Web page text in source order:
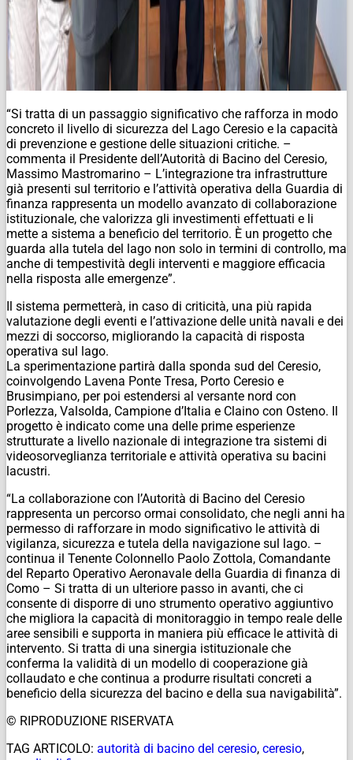
“Si tratta di un passaggio significativo che rafforza in modo
concreto il livello di sicurezza del Lago Ceresio e la capacità
di prevenzione e gestione delle situazioni critiche. –
commenta il Presidente dell’Autorità di Bacino del Ceresio,
Massimo Mastromarino – L’integrazione tra infrastrutture
già presenti sul territorio e l’attività operativa della Guardia di
finanza rappresenta un modello avanzato di collaborazione
istituzionale, che valorizza gli investimenti effettuati e li
mette a sistema a beneficio del territorio. È un progetto che
guarda alla tutela del lago non solo in termini di controllo, ma
anche di tempestività degli interventi e maggiore efficacia
nella risposta alle emergenze”.
Il sistema permetterà, in caso di criticità, una più rapida
valutazione degli eventi e l’attivazione delle unità navali e dei
mezzi di soccorso, migliorando la capacità di risposta
operativa sul lago.
La sperimentazione partirà dalla sponda sud del Ceresio,
coinvolgendo Lavena Ponte Tresa, Porto Ceresio e
Brusimpiano, per poi estendersi al versante nord con
Porlezza, Valsolda, Campione d’Italia e Claino con Osteno. Il
progetto è indicato come una delle prime esperienze
strutturate a livello nazionale di integrazione tra sistemi di
videosorveglianza territoriale e attività operativa su bacini
lacustri.
“La collaborazione con l’Autorità di Bacino del Ceresio
rappresenta un percorso ormai consolidato, che negli anni ha
permesso di rafforzare in modo significativo le attività di
vigilanza, sicurezza e tutela della navigazione sul lago. –
continua il Tenente Colonnello Paolo Zottola, Comandante
del Reparto Operativo Aeronavale della Guardia di finanza di
Como – Si tratta di un ulteriore passo in avanti, che ci
consente di disporre di uno strumento operativo aggiuntivo
che migliora la capacità di monitoraggio in tempo reale delle
aree sensibili e supporta in maniera più efficace le attività di
intervento. Si tratta di una sinergia istituzionale che
conferma la validità di un modello di cooperazione già
collaudato e che continua a produrre risultati concreti a
beneficio della sicurezza del bacino e della sua navigabilità”.
© RIPRODUZIONE RISERVATA
TAG ARTICOLO: autorità di bacino del ceresio, ceresio,